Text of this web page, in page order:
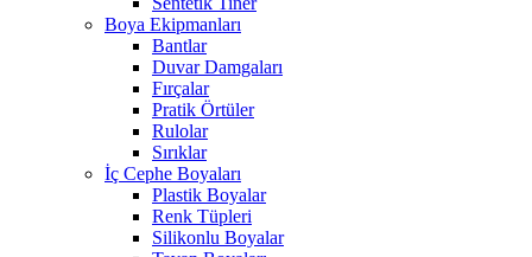
Boya Ekipmanları
Bantlar
Duvar Damgaları
Fırçalar
Pratik Örtüler
Rulolar
Sırıklar
İç Cephe Boyaları
Plastik Boyalar
Renk Tüpleri
Silikonlu Boyalar